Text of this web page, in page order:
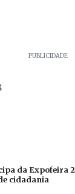
PUBLICIDADE
da Expofeira
cidadania